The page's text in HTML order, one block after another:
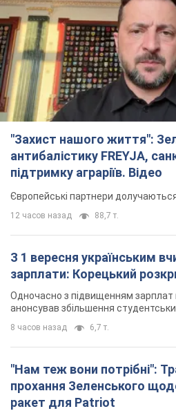
"Захист нашого життя":
антибалістику FREYJA,
підтримку аграріїв. Відео
Європейські партнери
12 часов назад 88,7 т.
З 1 вересня українським
зарплати: Корецький
Одночасно з підвищенням зарплат
анонсував збільшення
8 часов назад 6,7 т.
"Нам теж вони потрібні":
прохання Зеленського
ракет для Patriot